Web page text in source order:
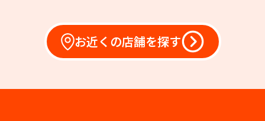
お近くの店舗を探す